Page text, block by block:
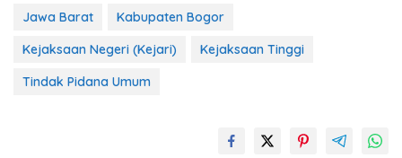
Jawa Barat
Kabupaten Bogor
Kejaksaan Negeri (Kejari)
Kejaksaan Tinggi
Tindak Pidana Umum